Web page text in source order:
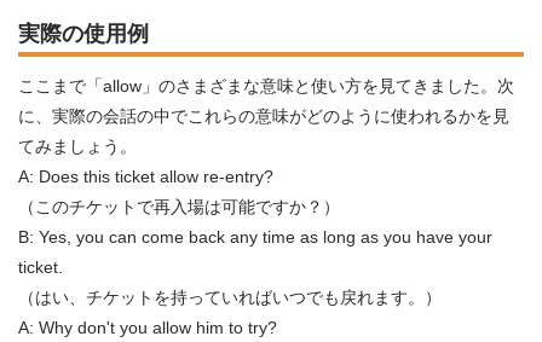
実際の使用例
ここまで「allow」のさまざまな意味と使い方を見てきました。次
に、実際の会話の中でこれらの意味がどのように使われるかを見
てみましょう。
A: Does this ticket allow re-entry?
（このチケットで再入場は可能ですか？）
B: Yes, you can come back any time as long as you have your
ticket.
（はい、チケットを持っていればいつでも戻れます。）
A: Why don't you allow him to try?